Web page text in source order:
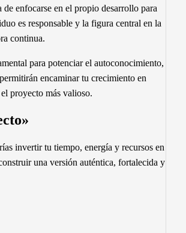
enfocarse en el propio desarrollo para
es responsable y la figura central en la
continua.
para potenciar el autoconocimiento,
encaminar tu crecimiento en
proyecto más valioso.
invertir tu tiempo, energía y recursos en
una versión auténtica, fortalecida y